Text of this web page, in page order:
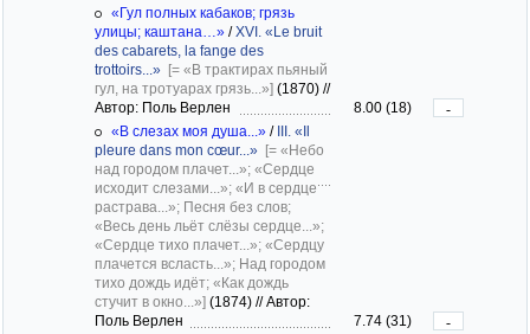
«Гул полных кабаков; грязь
улицы; каштана…» /XVI. «Le bruit
des cabarets, la fange des
trottoirs...» [= «В трактирах пьяный
гул, на тротуарах грязь...»] (1870) //
Автор: Поль Верлен
8.00 (18)
-
«В слезах моя душа...» / III. «Il
pleure dans mon cœur...» [= «Небо
над городом плачет...»; «Сердце
исходит слезами...»; «И в сердце
растрава...»; Песня без слов;
«Весь день льёт слёзы сердце...»;
«Сердце тихо плачет...»; «Сердцу
плачется всласть...»; Над городом
тихо дождь идёт; «Как дождь
стучит в окно...»] (1874) //Автор:
Поль Верлен
7.74 (31)
-